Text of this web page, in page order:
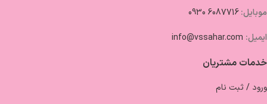
موبایل:6087716 0930
ایمیل: info@vssahar.com
خدمات مشتریان
ورود / ثبت نام